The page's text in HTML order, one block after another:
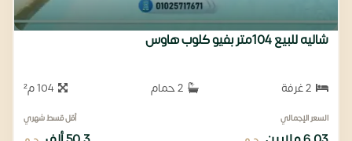
شاليه للبيع 104متر بفيو كلوب هاوس
2 حمام 104 م²
السعر الإجمالي أقل قسط شهري